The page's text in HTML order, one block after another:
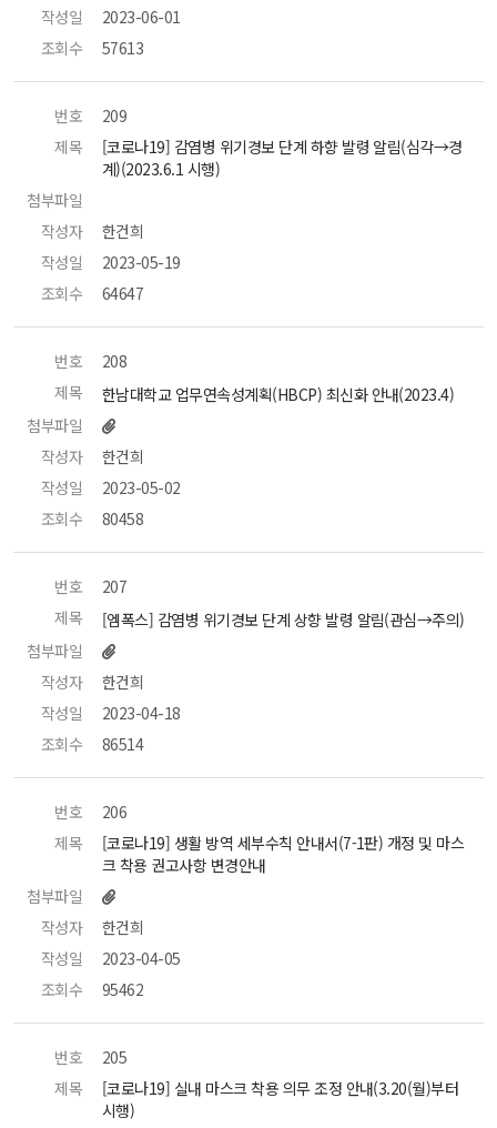
작성일
2023-06-01
조회수
57613
번호
209
제목
[코로나19] 감염병 위기경보 단계 하향 발령 알림(심각→경
계)(2023.6.1 시행)
첨부파일
작성자
한건희
작성일
2023-05-19
조회수
64647
번호
208
제목
한남대학교 업무연속성계획(HBCP) 최신화 안내(2023.4)
첨부파일
작성자
한건희
작성일
2023-05-02
조회수
80458
번호
207
제목
[엠폭스] 감염병 위기경보 단계 상향 발령 알림(관심→주의)
첨부파일
작성자
한건희
작성일
2023-04-18
조회수
86514
번호
206
제목
[코로나19] 생활 방역 세부수칙 안내서(7-1판) 개정 및 마스
크 착용 권고사항 변경안내
첨부파일
작성자
한건희
작성일
2023-04-05
조회수
95462
번호
205
제목
[코로나19] 실내 마스크 착용 의무 조정 안내(3.20(월)부터
시행)